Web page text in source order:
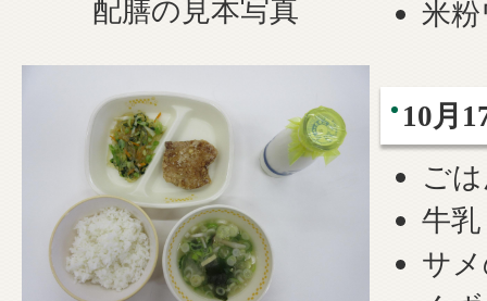
配膳の見本写真
米
10月
ご
牛乳
サ